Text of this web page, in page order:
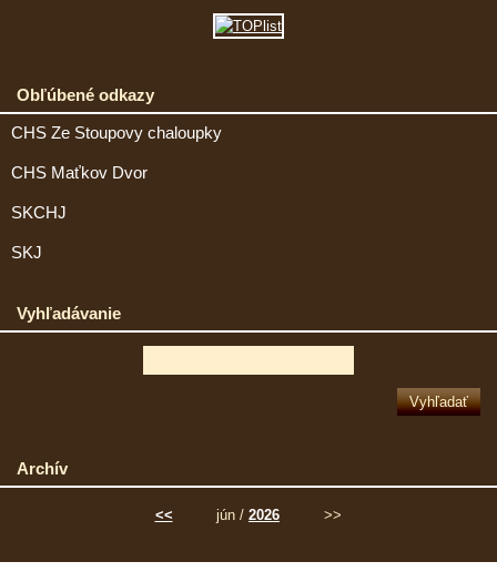
Obľúbené odkazy
CHS Ze Stoupovy chaloupky
CHS Maťkov Dvor
SKCHJ
SKJ
Vyhľadávanie
Archív
<< jún / 2026 >>